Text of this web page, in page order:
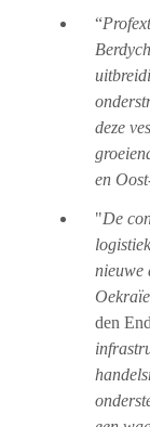
“
deze
en
"De
nieuwe
den